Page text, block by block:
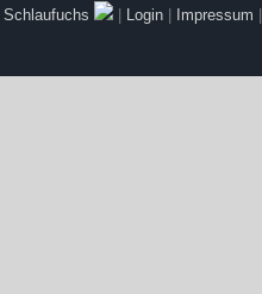
Schlaufuchs | Login| Impressum